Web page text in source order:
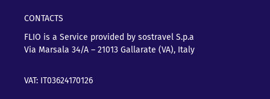
CONTACTS
FLIO is a Service provided by sostravel S.p.a
Via Marsala 34/A – 21013 Gallarate (VA), Italy
VAT: IT03624170126